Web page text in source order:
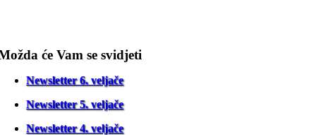
će Vam se svidjeti
Newsletter 6. veljače
Newsletter 5. veljače
Newsletter 4. veljače